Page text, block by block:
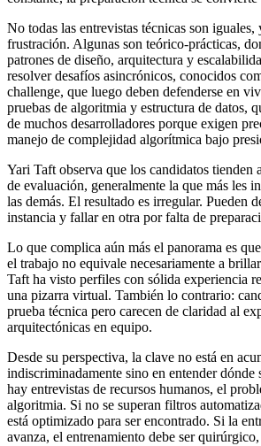
No todas las entrevistas técnicas son iguales,
frustración. Algunas son teórico-prácticas,
patrones de diseño, arquitectura y
resolver desafíos asincrónicos, conocidos
challenge, que luego deben defenderse en
pruebas de algoritmia y estructura de datos,
de muchos desarrolladores porque exigen
manejo de complejidad algorítmica bajo
Yari Taft observa que los candidatos tienden
de evaluación, generalmente la que más les
las demás. El resultado es irregular. Pueden
instancia y fallar en otra por falta de
Lo que complica aún más el panorama es
el trabajo no equivale necesariamente a
Taft ha visto perfiles con sólida experiencia
una pizarra virtual. También lo contrario:
prueba técnica pero carecen de claridad al
arquitectónicas en equipo.
Desde su perspectiva, la clave no está en
indiscriminadamente sino en entender dónde
hay entrevistas de recursos humanos, el
algoritmia. Si no se superan filtros
está optimizado para ser encontrado. Si la
avanza, el entrenamiento debe ser